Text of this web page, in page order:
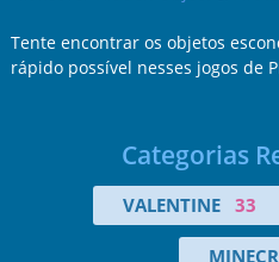
Tente encontrar os objetos
rápido possível nesses jogos de
Categorias
VALENTINE 33